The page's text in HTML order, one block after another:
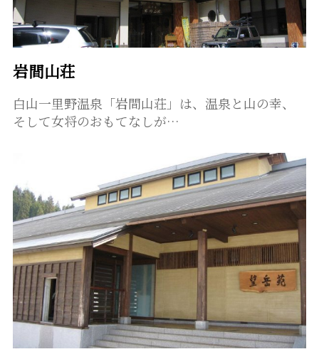
岩間山荘
白山一里野温泉「岩間山荘」は、温泉と山の幸、
そして女将のおもてなしが…